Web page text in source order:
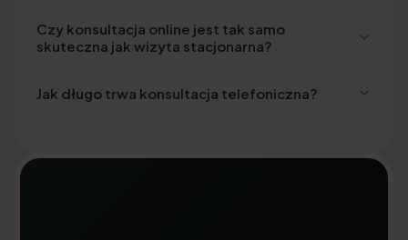
Czy konsultacja online jest tak samo
skuteczna jak wizyta stacjonarna?
Jak długo trwa konsultacja telefoniczna?